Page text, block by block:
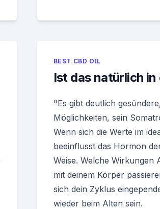
BEST CBD OIL
Ist das natürlich
"Es gibt deutlich
Möglichkeiten, sein
Wenn sich die Werte im
beeinflusst das Hormon
Weise. Welche Wirkungen
mit deinem Körper
sich dein Zyklus
wieder beim Alten sein.